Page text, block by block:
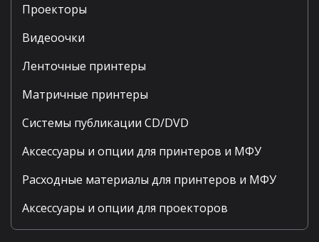
Проекторы
Видеоочки
Ленточные принтеры
Матричные принтеры
Системы публикации CD/DVD
Аксессуары и опции для принтеров и МФУ
Расходные материалы для принтеров и МФУ
Аксессуары и опции для проекторов